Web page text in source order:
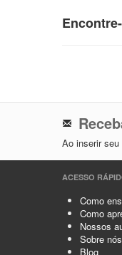
Ao inserir
ACESSO
Como
Como
Nossos
Sobre nós
Blog